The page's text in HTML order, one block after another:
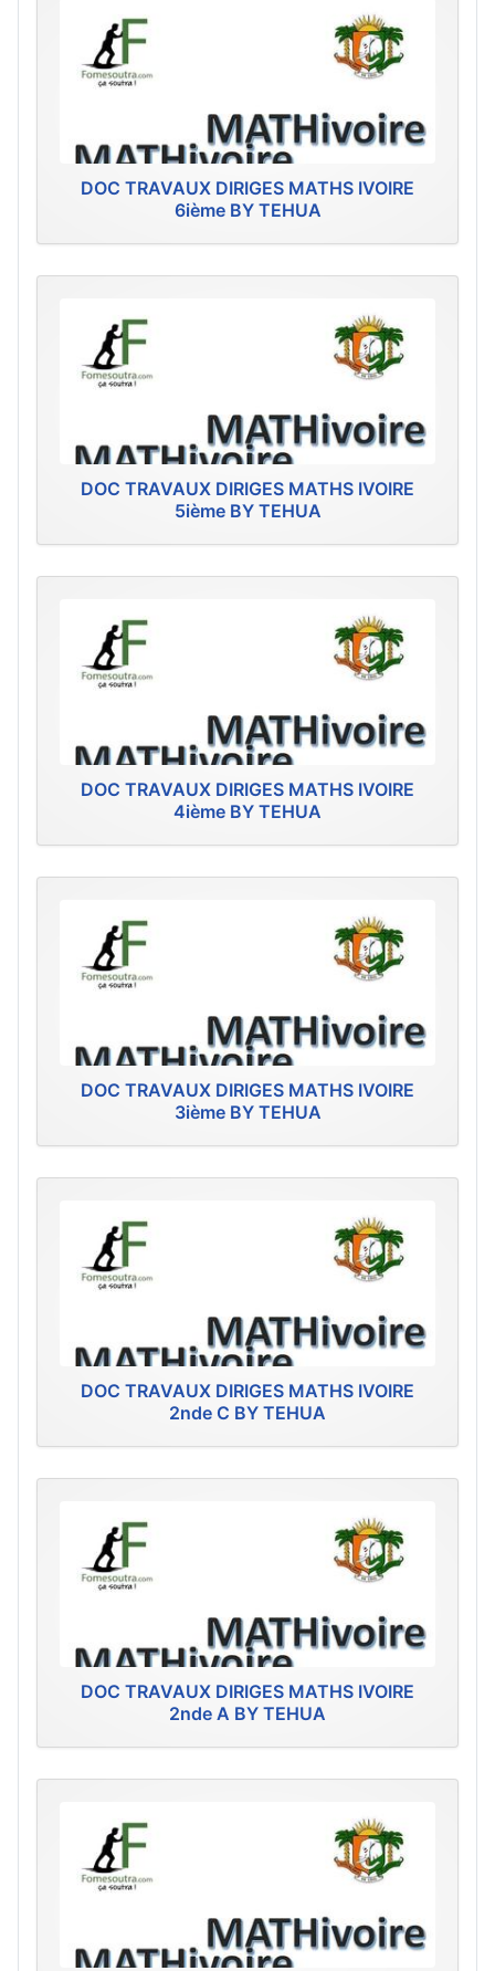
DOC TRAVAUX DIRIGES MATHS IVOIRE
6ième BY TEHUA
DOC TRAVAUX DIRIGES MATHS IVOIRE
5ième BY TEHUA
DOC TRAVAUX DIRIGES MATHS IVOIRE
4ième BY TEHUA
DOC TRAVAUX DIRIGES MATHS IVOIRE
3ième BY TEHUA
DOC TRAVAUX DIRIGES MATHS IVOIRE
2nde C BY TEHUA
DOC TRAVAUX DIRIGES MATHS IVOIRE
2nde A BY TEHUA